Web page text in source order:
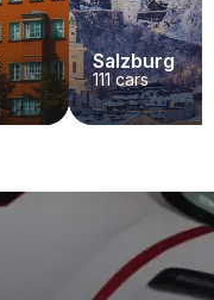
Salzburg
111cars